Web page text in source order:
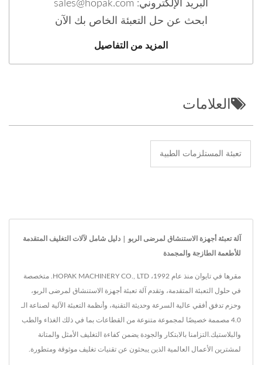
البريد الإلكتروني: sales@hopak.com
ابحث عن حل التعبئة الخاص بك الآن
المزيد من التفاصيل
العلامات
تعبئة المستلزمات الطبية
آلة تعبئة أجهزة الاستنشاق لمرضى الربو | دليل شامل لآلات التغليف المتقدمة
للأطعمة الطازجة والمجمدة
مقرها في تايوان منذ عام 1992، HOPAK MACHINERY CO., LTD. متخصصة
في حلول التعبئة المتقدمة، وتقدم آلة تعبئة أجهزة الاستنشاق لمرضى الربو،
وحزم تدفق أفقي عالية السرعة وحديثة التقنية، وأنظمة التعبئة الآلية لصناعة الـ
4.0 مصممة خصيصًا لمجموعة متنوعة من القطاعات بما في ذلك الغذاء والطب
والبلاستيك.التزامنا بالابتكار والجودة يضمن كفاءة التغليف الأمثل والمتانة
لمشترين الأعمال العالمية الذين يبحثون عن تقنيات تغليف موثوقة ومتطورة.